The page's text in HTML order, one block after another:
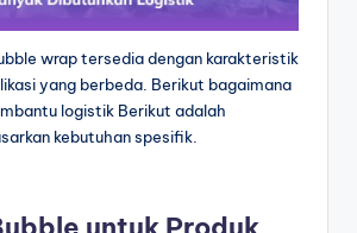
wrap tersedia dengan karakteristik
yang berbeda. Berikut bagaimana
logistik Berikut adalah
kebutuhan spesifik.